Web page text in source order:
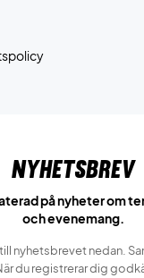
Nyhetsbrev
på nyheter om
och evenemang.
nyhetsbrevet nedan.
du registrerar dig